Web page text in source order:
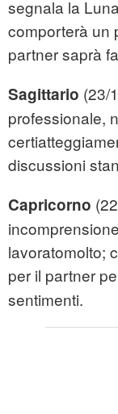
segnala la
comporterà un
partner saprà
Sagittario (23/
professionale,
discussioni
Capricorno
lavoratomolto;
per il partner
sentimenti.